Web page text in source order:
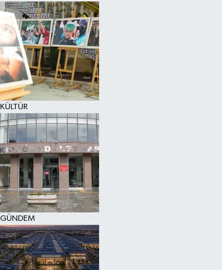
KÜLTÜR
GÜNDEM